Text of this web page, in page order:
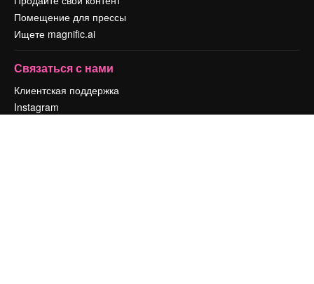
Помещение для прессы
Ищете magnific.ai
Связаться с нами
Клиентская поддержка
Instagram